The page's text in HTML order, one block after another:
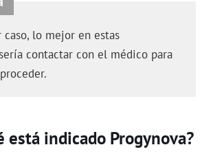
caso, lo mejor en estas
contactar con el médico para
está indicado Progynova?